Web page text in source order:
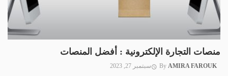
منصات التجارة الإلكترونية : أفضل المنصات
By AMIRA FAROUK سبتمبر 27, 2023